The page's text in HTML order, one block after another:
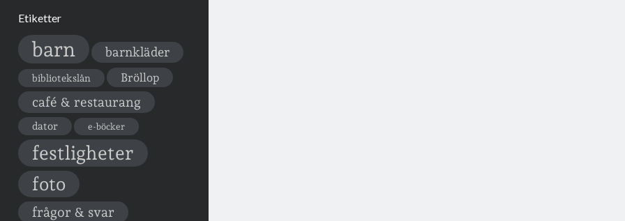
Etiketter
barn barnkläder
bibliotekslån Bröllop
café & restaurang
dator e-böcker
festligheter
foto
frågor & svar